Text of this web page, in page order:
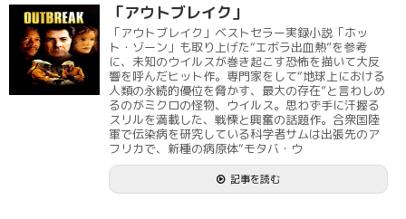
「アウトブレイク」
「アウトブレイク」ベストセラー実録小説「ホッ
ト・ゾーン」も取り上げた“エボラ出血熱”を参考
に、未知のウイルスが巻き起こす恐怖を描いて大反
響を呼んだヒット作。専門家をして“地球上における
人類の永続的優位を脅かす、最大の存在”と言わしめ
るのがミクロの怪物、ウイルス。思わず手に汗握る
スリルを満載した、戦慄と興奮の話題作。合衆国陸
軍で伝染病を研究している科学者サムは出張先のア
フリカで、新種の病原体“モタバ・ウ
記事を読む